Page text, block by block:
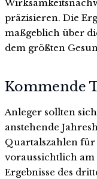
präzisieren. Die
maßgeblich über
dem größten
Kommende
Anleger sollten
anstehende
Quartalszahlen für
voraussichtlich am
Ergebnisse des